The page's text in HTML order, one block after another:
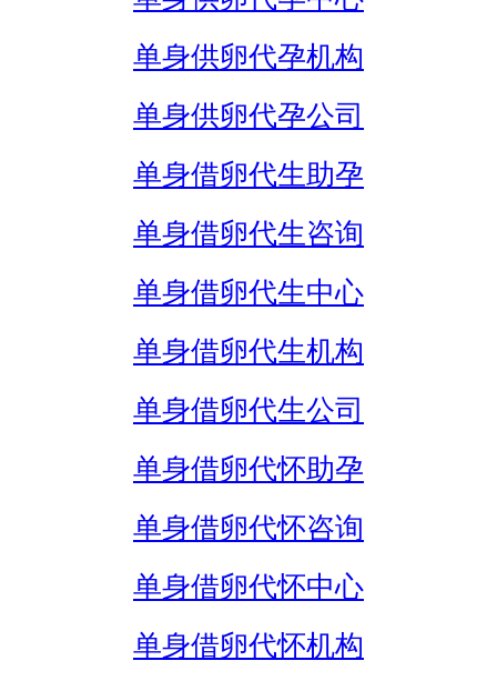
单身供卵代孕机构
单身供卵代孕公司
单身借卵代生助孕
单身借卵代生咨询
单身借卵代生中心
单身借卵代生机构
单身借卵代生公司
单身借卵代怀助孕
单身借卵代怀咨询
单身借卵代怀中心
单身借卵代怀机构